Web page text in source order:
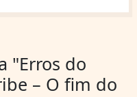
"Erros do
– O fim do